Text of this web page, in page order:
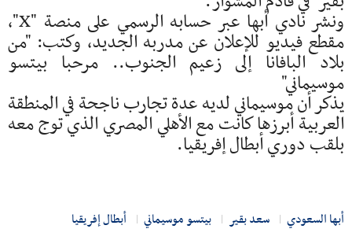
ونشر نادي أبها عبر حسابه الرسمي على منصة "X"،
مقطع فيديو للإعلان عن مدربه الجديد، وكتب: "من
بلاد البافانا إلى زعيم الجنوب.. مرحبا بيتسو
موسيماني"
يذكر أن موسيماني لديه عدة تجارب ناجحة في المنطقة
العربية أبرزها كانت مع الأهلي المصري الذي توج معه
بلقب دوري أبطال إفريقيا.
أبها السعودي سعد بقير بيتسو موسيماني أبطال إفريقيا